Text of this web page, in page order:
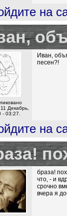
на
Декабрь,
- 03:27.
Иван,
песен?!
на
браза!
что, - и
срочно
вчера я